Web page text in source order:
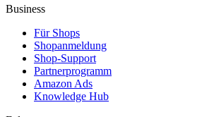
Business
Für Shops
Shopanmeldung
Shop-Support
Partnerprogramm
Amazon Ads
Knowledge Hub